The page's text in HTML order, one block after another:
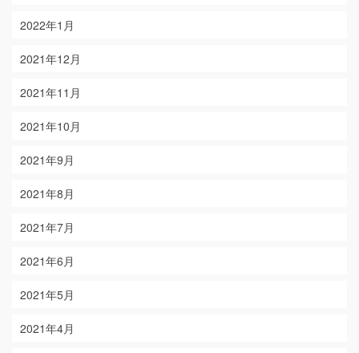
2022年1月
2021年12月
2021年11月
2021年10月
2021年9月
2021年8月
2021年7月
2021年6月
2021年5月
2021年4月